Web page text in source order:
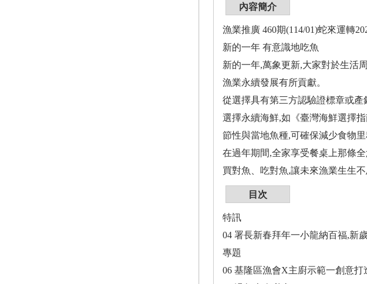
內容簡介
漁業推廣 460期(114/01)蛇來運轉
新的一年 有意識地吃魚
新的一年,萬象更新,大家對於生活
漁業永續發展有所貢獻。
從選擇具有第三方認驗證標章或
選擇永續海鮮,如《臺灣海鮮選擇
節性與當地魚種,可確保減少食物里
在過年期間,全家享受餐桌上那條
買對魚、吃對魚,讓未來漁業生生不
目次
特訊
04 署長新春拜年一小龍納百福,新
專題
06 基隆區漁會X主廚示範一創意打